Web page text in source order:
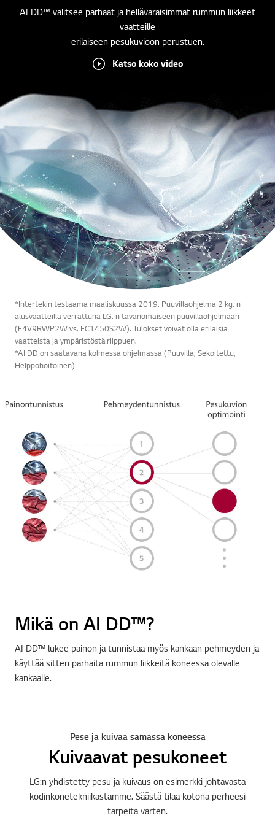
AI DD™ valitsee parhaat ja hellävaraisimmat rummun liikkeet
vaatteille
erilaiseen pesukuvioon perustuen.
Katso koko video
*Intertekin testaama maaliskuussa 2019. Puuvillaohjelma 2 kg: n
alusvaatteilla verrattuna LG: n tavanomaiseen puuvillaohjelmaan
(F4V9RWP2W vs. FC1450S2W). Tulokset voivat olla erilaisia
vaatteista ja ympäristöstä riippuen.
*AI DD on saatavana kolmessa ohjelmassa (Puuvilla, Sekoitettu,
Helppohoitoinen)
Mikä on AI DD™?
AI DD™ lukee painon ja tunnistaa myös kankaan pehmeyden ja
käyttää sitten parhaita rummun liikkeitä koneessa olevalle
kankaalle.
Pese ja kuivaa samassa koneessa
Kuivaavat pesukoneet
LG:n yhdistetty pesu ja kuivaus on esimerkki johtavasta
kodinkonetekniikastamme. Säästä tilaa kotona perheesi
tarpeita varten.